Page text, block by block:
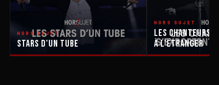
HORS SUJET
Stars d'un tube
HORS SUJET
Les Chanteurs
À L'Étranger